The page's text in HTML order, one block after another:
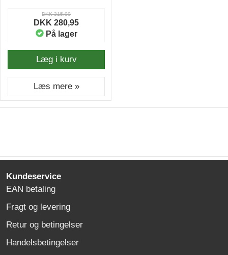
DKK 315,00
DKK 280,95
På lager
Læg i kurv
Læs mere »
Kundeservice
EAN betaling
Fragt og levering
Retur og betingelser
Handelsbetingelser